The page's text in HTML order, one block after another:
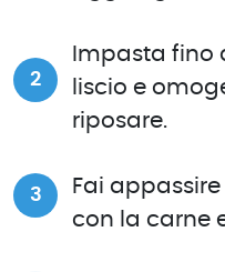
Impasta fino
liscio e
riposare.
Fai
con la carne